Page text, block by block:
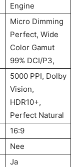
Engine
Micro Dimming
Perfect, Wide
Color Gamut
99% DCI/P3,
5000 PPI, Dolby
Vision,
HDR10+,
Perfect Natural
16:9
Nee
Ja